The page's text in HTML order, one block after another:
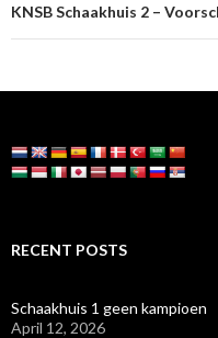
KNSB Schaakhuis 2 –
RECENT POSTS
Schaakhuis 1 geen kampioen
April 12, 2026